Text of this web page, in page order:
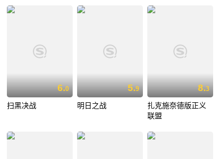
6.0
扫黑决战
5.9
明日之战
8.3
扎克施奈德版正义
联盟